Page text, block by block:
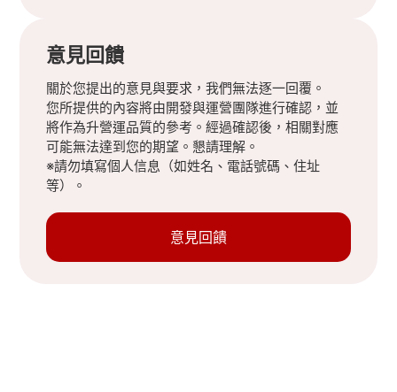
意見回饋
關於您提出的意見與要求，我們無法逐一回覆。
您所提供的內容將由開發與運營團隊進行確認，並
將作為升營運品質的參考。經過確認後，相關對應
可能無法達到您的期望。懇請理解。
※請勿填寫個人信息（如姓名、電話號碼、住址
等）。
意見回饋